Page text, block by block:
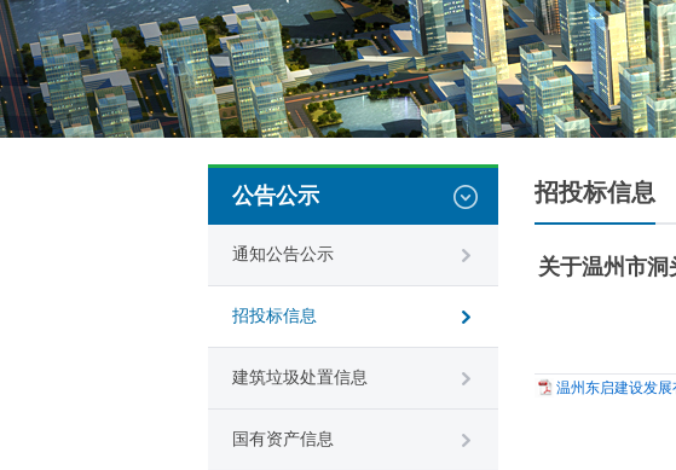
公告公示
通知公告公示
招投标信息
建筑垃圾处置信息
国有资产信息
招投标信息
关于温州市
温州东启建设发